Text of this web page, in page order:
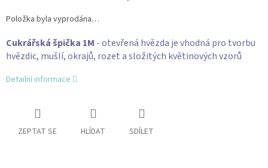
Položka byla vyprodána…
Cukrářská špička 1M - otevřená hvězda je vhodná pro tvorbu
hvězdic, mušlí, okrajů, rozet a složitých květinových vzorů
Detailní informace
ZEPTAT SE HLÍDAT SDÍLET